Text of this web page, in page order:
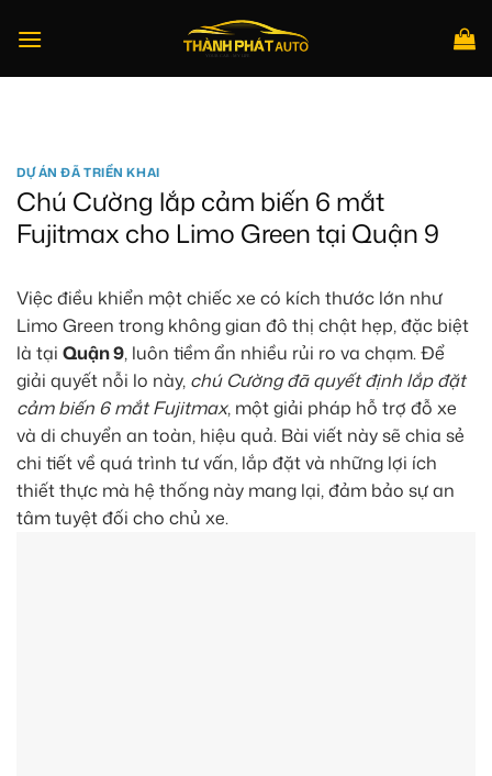
qua
DỰ ÁN ĐÃ TRIỂN KHAI
Chú Cường lắp cảm biến 6 mắt
Fujitmax cho Limo Green tại Quận 9
Việc điều khiển một chiếc xe có kích thước lớn như
Limo Green trong không gian đô thị chật hẹp, đặc biệt
là tại Quận 9, luôn tiềm ẩn nhiều rủi ro va chạm. Để
giải quyết nỗi lo này, chú Cường đã quyết định lắp đặt
cảm biến 6 mắt Fujitmax, một giải pháp hỗ trợ đỗ xe
và di chuyển an toàn, hiệu quả. Bài viết này sẽ chia sẻ
chi tiết về quá trình tư vấn, lắp đặt và những lợi ích
thiết thực mà hệ thống này mang lại, đảm bảo sự an
tâm tuyệt đối cho chủ xe.